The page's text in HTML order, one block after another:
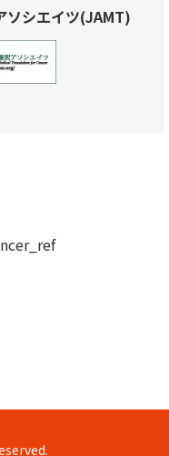
ソシエイツ(JAMT)